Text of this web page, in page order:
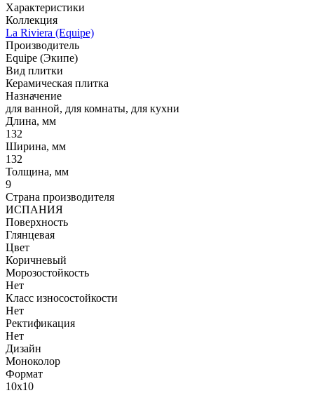
Характеристики
Коллекция
La Riviera (Equipe)
Производитель
Equipe (Экипе)
Вид плитки
Керамическая плитка
Назначение
для ванной, для комнаты, для кухни
Длина, мм
132
Ширина, мм
132
Толщина, мм
9
Страна производителя
ИСПАНИЯ
Поверхность
Глянцевая
Цвет
Коричневый
Морозостойкость
Нет
Класс износостойкости
Нет
Ректификация
Нет
Дизайн
Моноколор
Формат
10x10